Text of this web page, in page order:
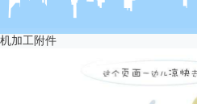
机加工附件